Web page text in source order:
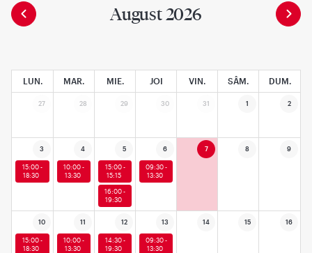
August 2026
LUN. MAR. MIE. JOI VIN. SÂM. DUM.
27 28 29 30 31 1 2
3 4 5 6 7 8 9
15:00 -
18:30
10:00 -
13:30
15:00 -
15:15
09:30 -
13:30
16:00 -
19:30
10 11 12 13 14 15 16
15:00 -
18:30
10:00 -
13:30
14:30 -
19:30
09:30 -
13:30